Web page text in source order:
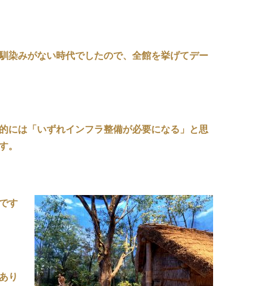
染みがない時代でしたので、全館を挙げてデー
には「いずれインフラ整備が必要になる」と思
。
す
り